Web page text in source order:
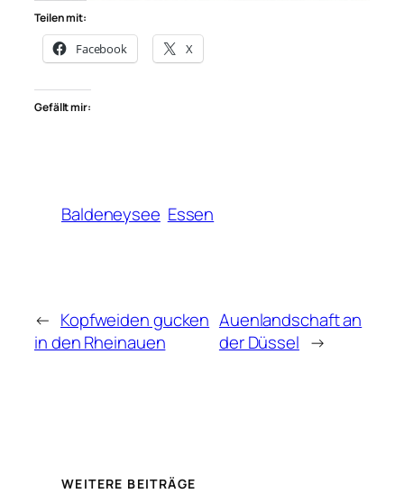
Teilen mit:
Facebook X
Gefällt mir:
Baldeneysee Essen
← Kopfweiden gucken
in den Rheinauen
Auenlandschaft an
der Düssel →
WEITERE BEITRÄGE